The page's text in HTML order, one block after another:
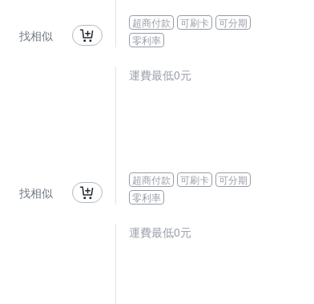
找相似
超商付款 可刷卡
可分期
零利率
找相似
運費最低0元
超商付款 可刷卡
可分期
零利率
運費最低0元